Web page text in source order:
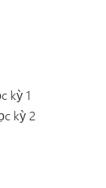
kỳ 1
kỳ 2